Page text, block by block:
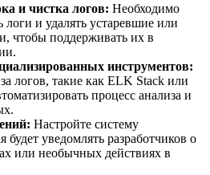
и чистка логов: Необходимо
логи и удалять устаревшие или
чтобы поддерживать их в
инструментов:
логов, такие как ELK Stack или
процесс анализа и
Настройте систему
будет уведомлять разработчиков о
или необычных действиях в